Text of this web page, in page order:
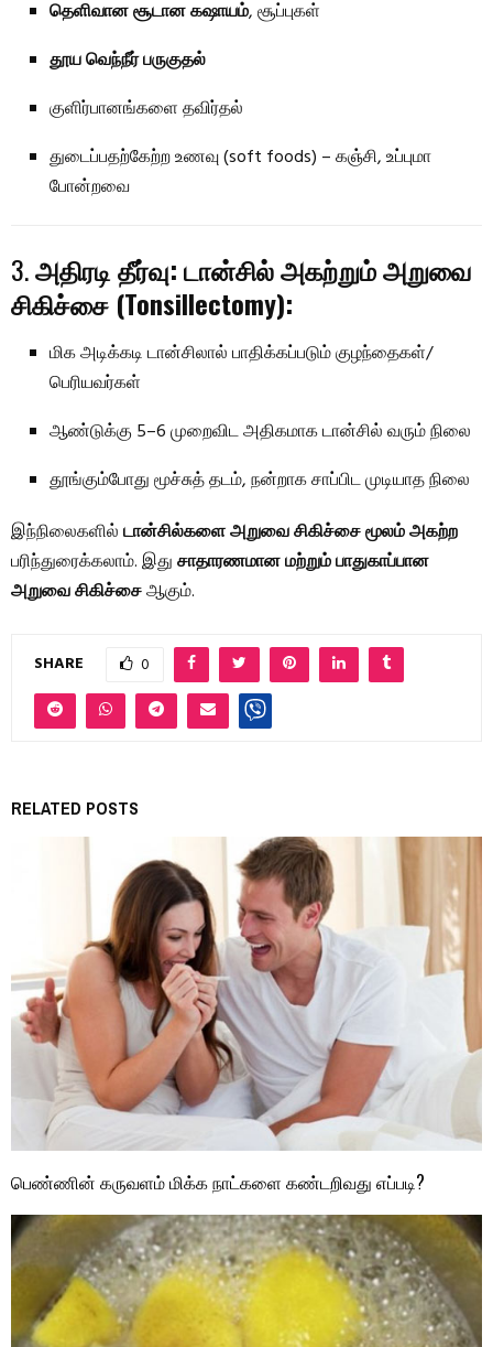
தெளிவான சூடான கஷாயம், சூப்புகள்
தூய வெந்நீர் பருகுதல்
குளிர்பானங்களை தவிர்தல்
துடைப்பதற்கேற்ற உணவு (soft foods) – கஞ்சி, உப்புமா
போன்றவை
3.அதிரடி தீர்வு: டான்சில் அகற்றும் அறுவை
சிகிச்சை (Tonsillectomy):
மிக அடிக்கடி டான்சிலால் பாதிக்கப்படும் குழந்தைகள்/
பெரியவர்கள்
ஆண்டுக்கு 5–6 முறைவிட அதிகமாக டான்சில் வரும் நிலை
தூங்கும்போது மூச்சுத் தடம், நன்றாக சாப்பிட முடியாத நிலை
இந்நிலைகளில்டான்சில்களை அறுவை சிகிச்சை மூலம் அகற்ற
பரிந்துரைக்கலாம். இதுசாதாரணமான மற்றும் பாதுகாப்பான
அறுவை சிகிச்சைஆகும்.
SHARE 0
RELATED POSTS
பெண்ணின் கருவளம் மிக்க நாட்களை கண்டறிவது எப்படி?